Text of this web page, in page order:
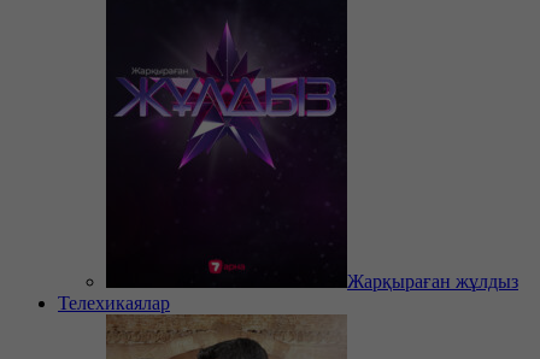
Жарқыраған жұлдыз
Телехикаялар